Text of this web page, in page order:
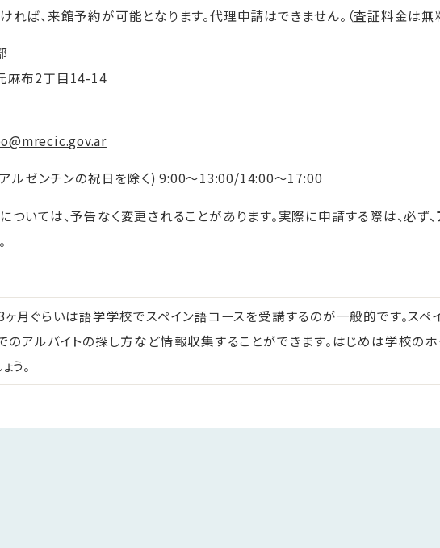
れば、来館予約が可能となります。代理申請はできません。（査証料金は無
麻布2丁目14-14
アルゼンチンの祝日を除く) 9:00～13:00/14:00～17:00
いては、予告なく変更されることがあります。実際に申請する際は、必ず、
月ぐらいは語学学校でスペイン語コースを受講するのが一般的です。スペ
のアルバイトの探し方など情報収集することができます。はじめは学校の
う。